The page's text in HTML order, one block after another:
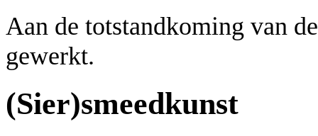
Aan de totstandkoming van
gewerkt.
(Sier)smeedkunst